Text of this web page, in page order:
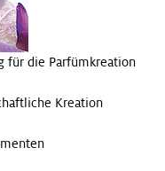
für die Parfümkreation
Kreation